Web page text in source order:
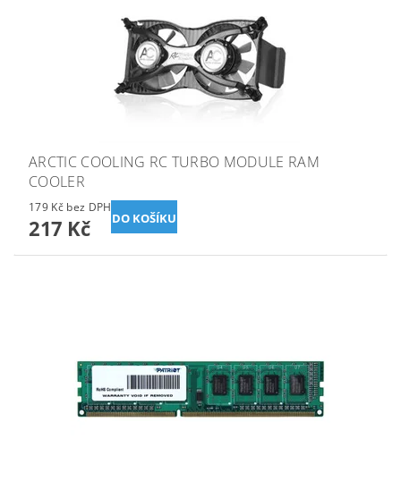
ARCTIC COOLING RC TURBO MODULE RAM
COOLER
179 Kč bez DPH
217 Kč